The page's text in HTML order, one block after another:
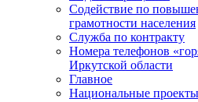
Содействие по
грамотности населения
Служба по контракту
Номера телефонов
Иркутской области
Главное
Национальные